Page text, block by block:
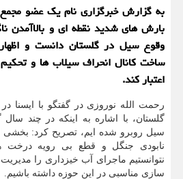
به گزارش خبرگزاری نام یك عضو مجمع
بارش های شدید نقطه ای و بالاآمدن
وقوع سیل در گلستان دانست و
ساخت كانال انحراف سیلاب ها و تحكیم
اعتبار كند.
رحمت الله نوروزی در گفتگو با ایسنا
گلستان، با اشاره به اینکه در چند
سیل روبرو شده ایم، تصریح کرد:
نابودی جنگل و قطع بی رویه
نتوانستیم ماجرای آب خیزداری را
سازی مناسبی در این حوزه داشته باشیم.